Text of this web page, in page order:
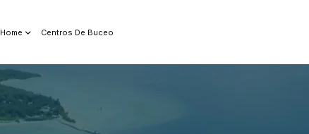
Home Centros De Buceo